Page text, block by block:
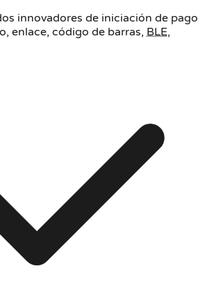
innovadores de iniciación de pago
enlace, código de barras, BLE,